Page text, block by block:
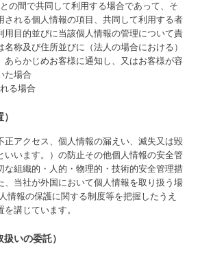
の間で共同して利用する場合であって、そ
される個人情報の項目、共同して利用する者
用目的並びに当該個人情報の管理について責
称及び住所並びに（法人の場合における）
あらかじめお客様に通知し、又はお客様が容
た場合
る場合
正アクセス、個人情報の漏えい、滅失又は毀
いいます。）の防止その他個人情報の安全管
な組織的・人的・物理的・技術的安全管理措
、当社が外国において個人情報を取り扱う場
情報の保護に関する制度等を把握したうえ
講じています。
いの委託）